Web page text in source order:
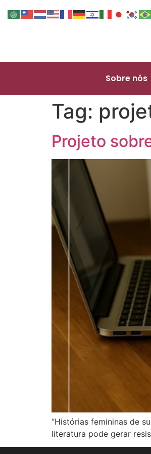
Sobre nós
Tag:
Projeto
“Histórias femininas de
literatura pode gerar